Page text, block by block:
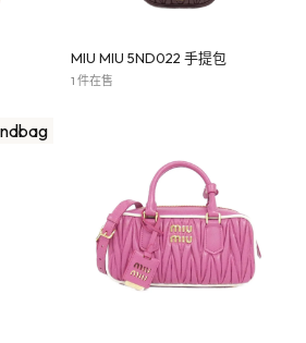
MIU MIU 5ND022 手提包
1 件在售